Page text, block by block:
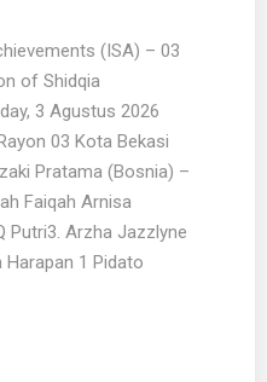
(ISA) – 03
of Shidqia
3 Agustus 2026
03 Kota Bekasi
Pratama (Bosnia) –
Faiqah Arnisa
Putri3. Arzha Jazzlyne
1 Pidato